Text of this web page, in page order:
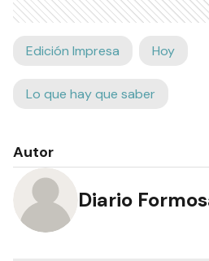
Edición Impresa Hoy
Lo que hay que saber
Autor
Diario